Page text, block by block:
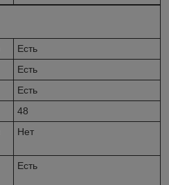
Есть
Есть
Есть
48
Нет
Есть